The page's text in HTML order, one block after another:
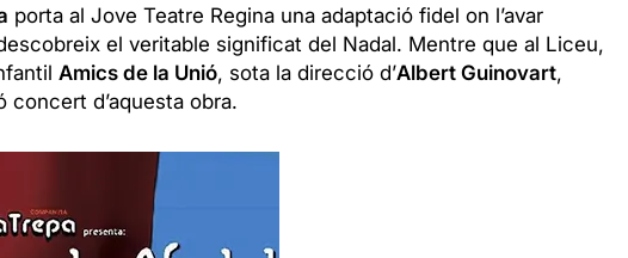
porta al Jove Teatre Regina una adaptació fidel on l’avar
el veritable significat del Nadal. Mentre que al Liceu,
Amics de la Unió, sota la direcció d’Albert Guinovart,
concert d’aquesta obra.